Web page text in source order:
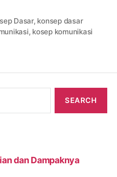
Dasar, konsep dasar
, kosep komunikasi
dan Dampaknya